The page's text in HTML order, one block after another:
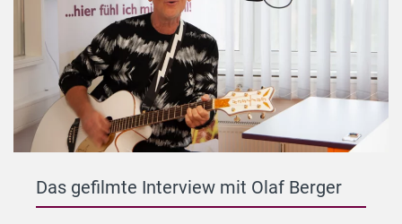
Das gefilmte Interview mit Olaf Berger